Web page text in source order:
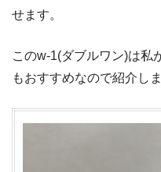
せます。
このw-1(ダブルワン)は私
もおすすめなので紹介しま